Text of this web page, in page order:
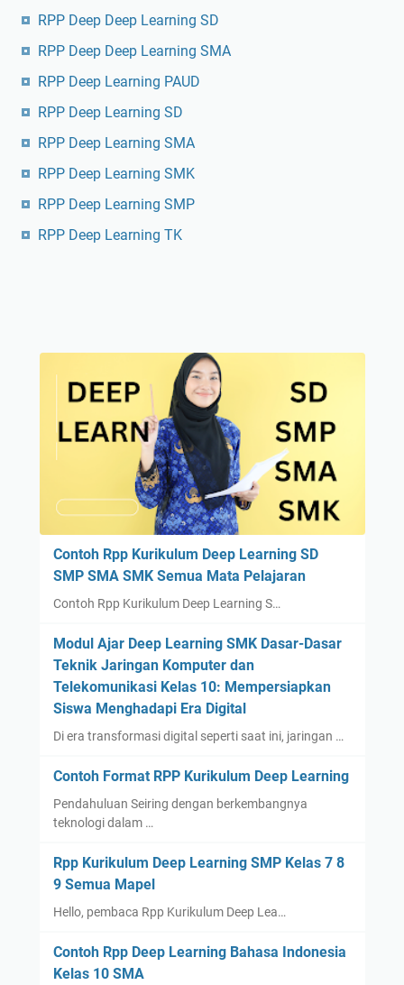
RPP Deep Deep Learning SD
RPP Deep Deep Learning SMA
RPP Deep Learning PAUD
RPP Deep Learning SD
RPP Deep Learning SMA
RPP Deep Learning SMK
RPP Deep Learning SMP
RPP Deep Learning TK
Contoh Rpp Kurikulum Deep Learning SD
SMP SMA SMK Semua Mata Pelajaran
Contoh Rpp Kurikulum Deep Learning S…
Modul Ajar Deep Learning SMK Dasar-Dasar
Teknik Jaringan Komputer dan
Telekomunikasi Kelas 10: Mempersiapkan
Siswa Menghadapi Era Digital
Di era transformasi digital seperti saat ini, jaringan …
Contoh Format RPP Kurikulum Deep Learning
Pendahuluan Seiring dengan berkembangnya
teknologi dalam …
Rpp Kurikulum Deep Learning SMP Kelas 7 8
9 Semua Mapel
Hello, pembaca Rpp Kurikulum Deep Lea…
Contoh Rpp Deep Learning Bahasa Indonesia
Kelas 10 SMA